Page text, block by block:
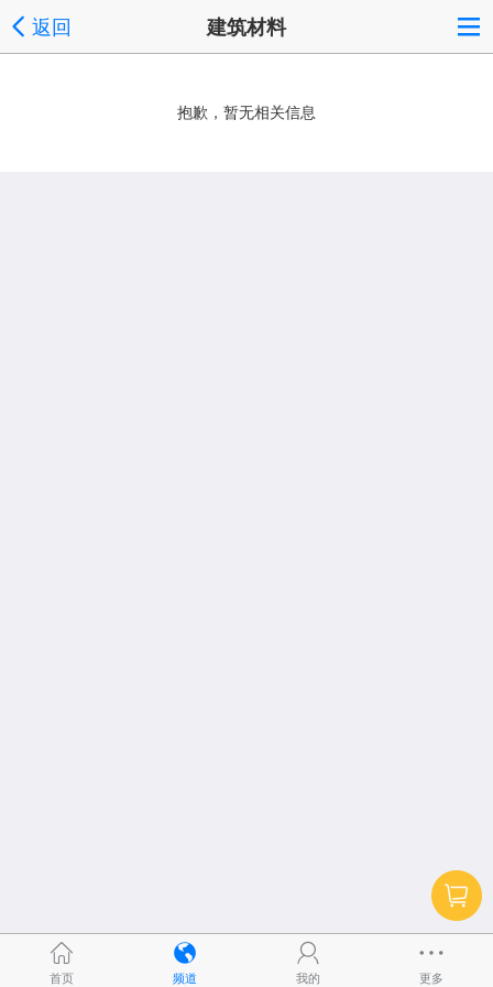
返回 建筑材料
抱歉，暂无相关信息
首页 频道 我的 更多